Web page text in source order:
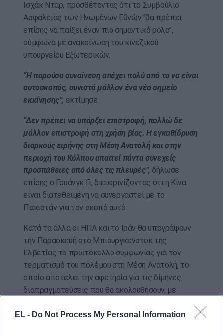
EL - Do Not Process My Personal Information
Ισχάκ Νταρ, προσθέτοντας ότι το Συμβούλιο
Ασφαλείας των Ηνωμένων Εθνών “θα πρέπει
επίσης να παίξει έναν πιο σημαντικό ρόλο”,
σύμφωνα με ανακοίνωση του κινεζικού
υπουργείου Εξωτερικών.
“Η παρούσα συναίνεση απέχει πολύ από το να είναι
αυτοσκοπός, συνιστά μάλλον ένα νέο σημείο
εκκίνησης”, εκτίμησε.
“Δεν πρέπει να υπάρξει επιστροφή, πολλώ δε
μάλλον επιστροφή στη χρήση βίας. Η εγκαθίδρυση
διαρκούς ειρήνης στη Μέση Ανατολή και στην
περιοχή του Κόλπου απαιτεί πάντα συνεχείς
προσπάθειες από όλες τις πλευρές”, δήλωσε
επίσης ο Γουάνγκ Γι, διευκρινίζοντας ότι η Κίνα
είναι διατεθειμένη να συνεργαστεί με το
Πακιστάν για τον σκοπό αυτό.
Κατά τα άλλα οι ΗΠΑ και το Ιράν θα υπογράψουν
την Παρασκευή στο Μπιούργκενστοκ της
Ελβετίας το πρωτόκολλο συμφωνίας για τον
τερματισμό του πολέμου στη Μέση Ανατολή, το
οποίο αποτελεί την αφετηρία για τις δίμηνες
διαπραγματεύσεις που θα ακολουθήσουν, με
Στενών του Ορμούζ.